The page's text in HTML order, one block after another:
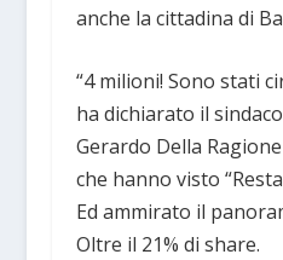
anche la cittadina di
“4 milioni! Sono stati
ha dichiarato il
Gerardo Della
che hanno visto
Ed ammirato il
Oltre il 21% di share.